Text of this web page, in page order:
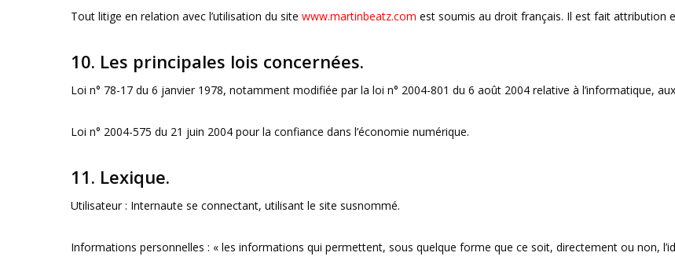
Tout litige en relation avec l’utilisation du site www.martinbeatz.com est soumis au droit français. Il est fait attribution
10. Les principales lois concernées.
Loi n° 78-17 du 6 janvier 1978, notamment modifiée par la loi n° 2004-801 du 6 août 2004 relative à l’informatique,
Loi n° 2004-575 du 21 juin 2004 pour la confiance dans l’économie numérique.
11. Lexique.
Utilisateur : Internaute se connectant, utilisant le site susnommé.
Informations personnelles : « les informations qui permettent, sous quelque forme que ce soit, directement ou non,